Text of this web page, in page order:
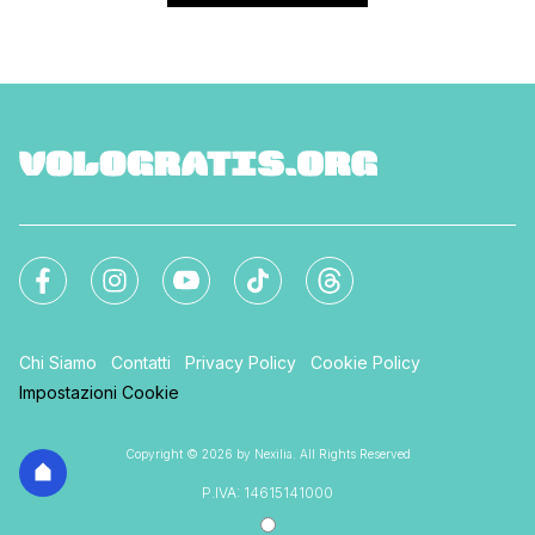
Chi Siamo Contatti Privacy Policy
Cookie Policy
Impostazioni Cookie
Copyright © 2026 by Nexilia. All Rights Reserved
P.IVA: 14615141000